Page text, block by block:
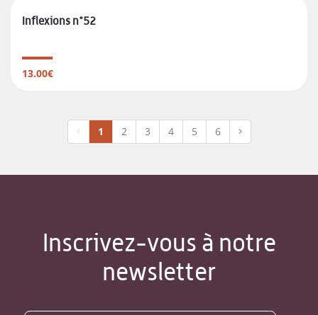
Inflexions n°52
13.00€
1 2 3 4 5 6
Inscrivez-vous à notre
newsletter